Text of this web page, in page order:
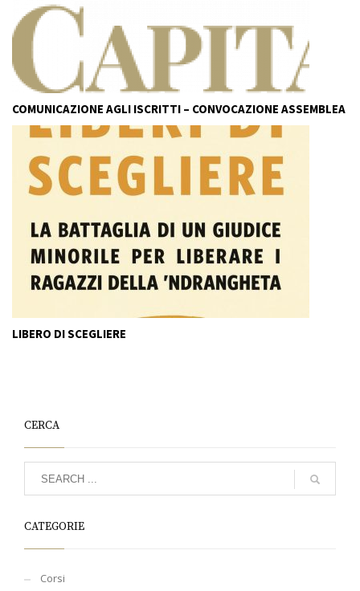
COMUNICAZIONE AGLI ISCRITTI – CONVOCAZIONE ASSEMBLEA
LIBERO DI SCEGLIERE
CERCA
CATEGORIE
Corsi